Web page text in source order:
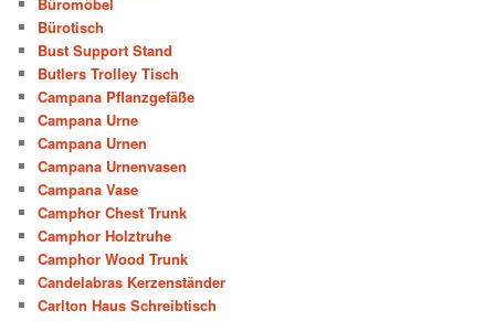
Bürotisch
Bust Support Stand
Butlers Trolley Tisch
Campana Pflanzgefäße
Campana Urne
Campana Urnen
Campana Urnenvasen
Campana Vase
Camphor Chest Trunk
Camphor Holztruhe
Camphor Wood Trunk
Candelabras Kerzenständer
Carlton Haus Schreibtisch